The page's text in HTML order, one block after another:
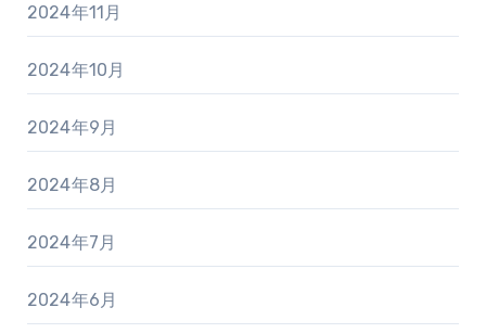
2024年11月
2024年10月
2024年9月
2024年8月
2024年7月
2024年6月